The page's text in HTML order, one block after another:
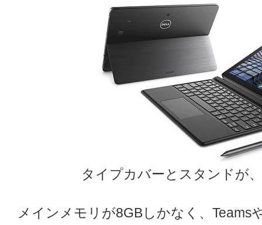
タイプカバーとスタンドが
メインメモリが8GBしかなく、Teams